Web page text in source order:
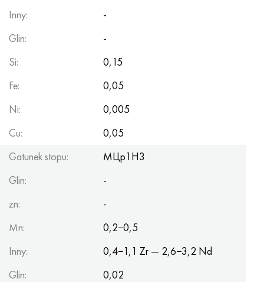
Inny:
-
Glin:
-
Si:
0,15
Fe:
0,05
Ni:
0,005
Cu:
0,05
Gatunek stopu:
МЦр1Н3
Glin:
-
zn:
-
Mn:
0,2−0,5
Inny:
0,4−1,1 Zr — 2,6−3,2 Nd
Glin:
0,02